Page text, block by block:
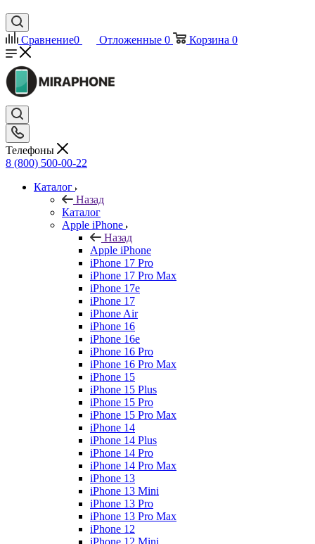
Сравнение0 Отложенные 0 Корзина 0
Телефоны
8 (800) 500-00-22
Каталог
Назад
Каталог
Apple iPhone
Назад
Apple iPhone
iPhone 17 Pro
iPhone 17 Pro Max
iPhone 17e
iPhone 17
iPhone Air
iPhone 16
iPhone 16e
iPhone 16 Pro
iPhone 16 Pro Max
iPhone 15
iPhone 15 Plus
iPhone 15 Pro
iPhone 15 Pro Max
iPhone 14
iPhone 14 Plus
iPhone 14 Pro
iPhone 14 Pro Max
iPhone 13
iPhone 13 Mini
iPhone 13 Pro
iPhone 13 Pro Max
iPhone 12
iPhone 12 Mini